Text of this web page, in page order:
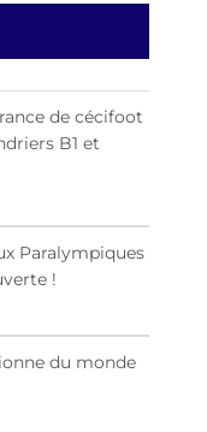
de cécifoot
B1 et
Paralympiques
!
du monde